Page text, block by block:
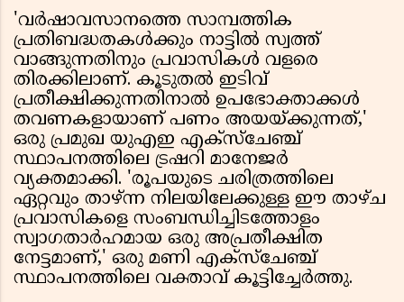
'വർഷാവസാനത്തെ സാമ്പത്തിക
പ്രതിബദ്ധതകൾക്കും നാട്ടിൽ സ്വത്ത്
വാങ്ങുന്നതിനും പ്രവാസികൾ വളരെ
തിരക്കിലാണ്. കൂടുതൽ ഇടിവ്
പ്രതീക്ഷിക്കുന്നതിനാൽ ഉപഭോക്താക്കൾ
തവണകളായാണ് പണം അയയ്ക്കുന്നത്,'
ഒരു പ്രമുഖ യുഎഇ എക്സ്ചേഞ്ച്
സ്ഥാപനത്തിലെ ട്രഷറി മാനേജർ
വ്യക്തമാക്കി. 'രൂപയുടെ ചരിത്രത്തിലെ
ഏറ്റവും താഴ്ന്ന‌ നിലയിലേക്കുള്ള ഈ താഴ്ച
പ്രവാസികളെ സംബന്ധിച്ചിടത്തോളം
സ്വാഗതാർഹമായ ഒരു അപ്രതീക്ഷിത
നേട്ടമാണ്,' ഒരു മണി എക്സ്ചേഞ്ച്
സ്ഥാപനത്തിലെ വക്താവ് കൂട്ടിച്ചേർത്തു.